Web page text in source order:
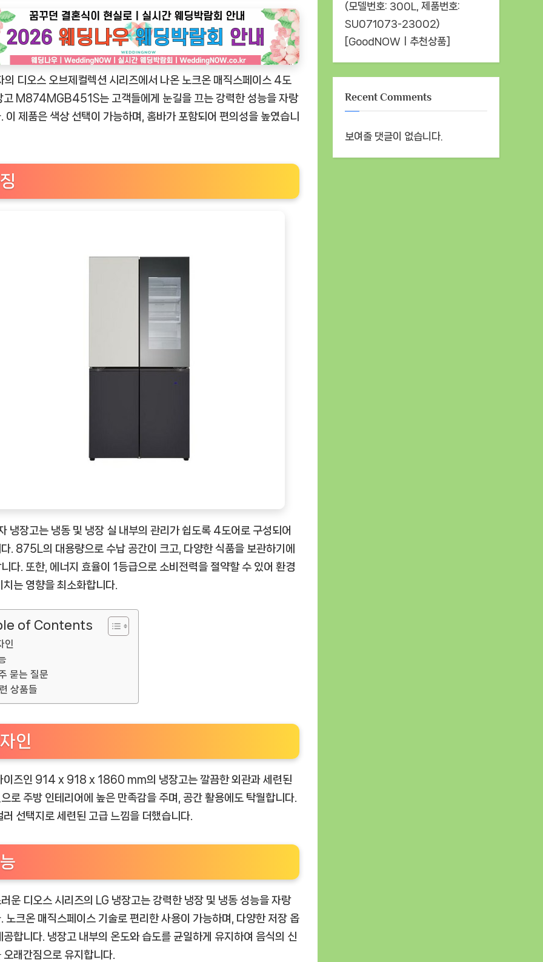
상
품]
LG
전
자
디
오
매
직
스
이
고
천
상
품]
의 디오스 오브제컬렉션 시리즈에서 나온 노크온 매직스페이스 4도
고 M874MGB451S는 고객들에게 눈길을 끄는 강력한 성능을 자랑
이 제품은 색상 선택이 가능하며, 홈바가 포함되어 편의성을 높였습니
냉장고는 냉동 및 냉장 실 내부의 관리가 쉽도록 4도어로 구성되어
. 875L의 대용량으로 수납 공간이 크고, 다양한 식품을 보관하기에
다. 또한, 에너지 효율이 1등급으로 소비전력을 절약할 수 있어 환경
치는 영향을 최소화합니다.
of Contents
인
묻는 질문
상품들
인
이즈인 914 x 918 x 1860 mm의 냉장고는 깔끔한 외관과 세련된
로 주방 인테리어에 높은 만족감을 주며, 공간 활용에도 탁월합니다.
러 선택지로 세련된 고급 느낌을 더했습니다.
운 디오스 시리즈의 LG 냉장고는 강력한 냉장 및 냉동 성능을 자랑
노크온 매직스페이스 기술로 편리한 사용이 가능하며, 다양한 저장 옵
공합니다. 냉장고 내부의 온도와 습도를 균일하게 유지하여 음식의 신
오래간짐으로 유지합니다.
(모델번호: 300L, 제품번호:
SU071073-23002)
[GoodNOWㅣ추천상품]
Recent Comments
보여줄 댓글이 없습니다.